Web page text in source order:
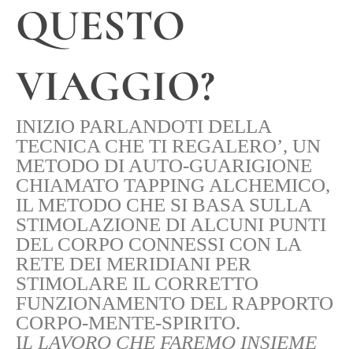
QUESTO
VIAGGIO?
INIZIO PARLANDOTI DELLA
TECNICA CHE TI REGALERO’, UN
METODO DI AUTO-GUARIGIONE
CHIAMATO TAPPING ALCHEMICO,
IL METODO CHE SI BASA SULLA
STIMOLAZIONE DI ALCUNI PUNTI
DEL CORPO CONNESSI CON LA
RETE DEI MERIDIANI PER
STIMOLARE IL CORRETTO
FUNZIONAMENTO DEL RAPPORTO
CORPO-MENTE-SPIRITO.
IL LAVORO CHE FAREMO INSIEME